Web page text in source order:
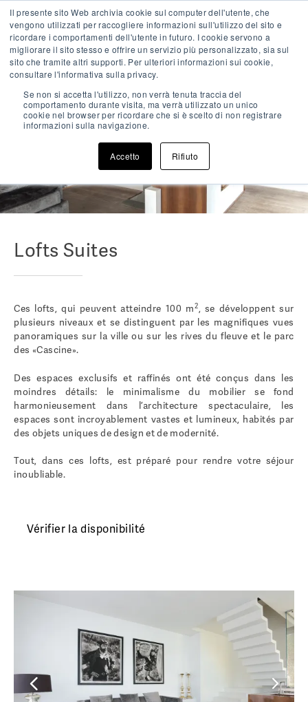
Il presente sito Web archivia cookie sul computer dell'utente, che
vengono utilizzati per raccogliere informazioni sull'utilizzo del sito e
ricordare i comportamenti dell'utente in futuro. I cookie servono a
migliorare il sito stesso e offrire un servizio più personalizzato, sia sul
sito che tramite altri supporti. Per ulteriori informazioni sui cookie,
consultare l'informativa sulla privacy.
Se non si accetta l'utilizzo, non verrà tenuta traccia del
comportamento durante visita, ma verrà utilizzato un unico
cookie nel browser per ricordare che si è scelto di non registrare
informazioni sulla navigazione.
Accetto Rifiuto
content
IT EN
Riva Loft (FR)
Enjoy a romantic getaway
Lofts Suites
Ces lofts, qui peuvent atteindre 100 m2, se développent sur
plusieurs niveaux et se distinguent par les magnifiques vues
panoramiques sur la ville ou sur les rives du fleuve et le parc
des «Cascine».
Des espaces exclusifs et raffinés ont été conçus dans les
moindres détails: le minimalisme du mobilier se fond
harmonieusement dans l’architecture spectaculaire, les
espaces sont incroyablement vastes et lumineux, habités par
des objets uniques de design et de modernité.
Tout, dans ces lofts, est préparé pour rendre votre séjour
inoubliable.
Vérifier la disponibilité